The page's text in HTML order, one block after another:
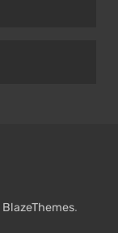
BlazeThemes.